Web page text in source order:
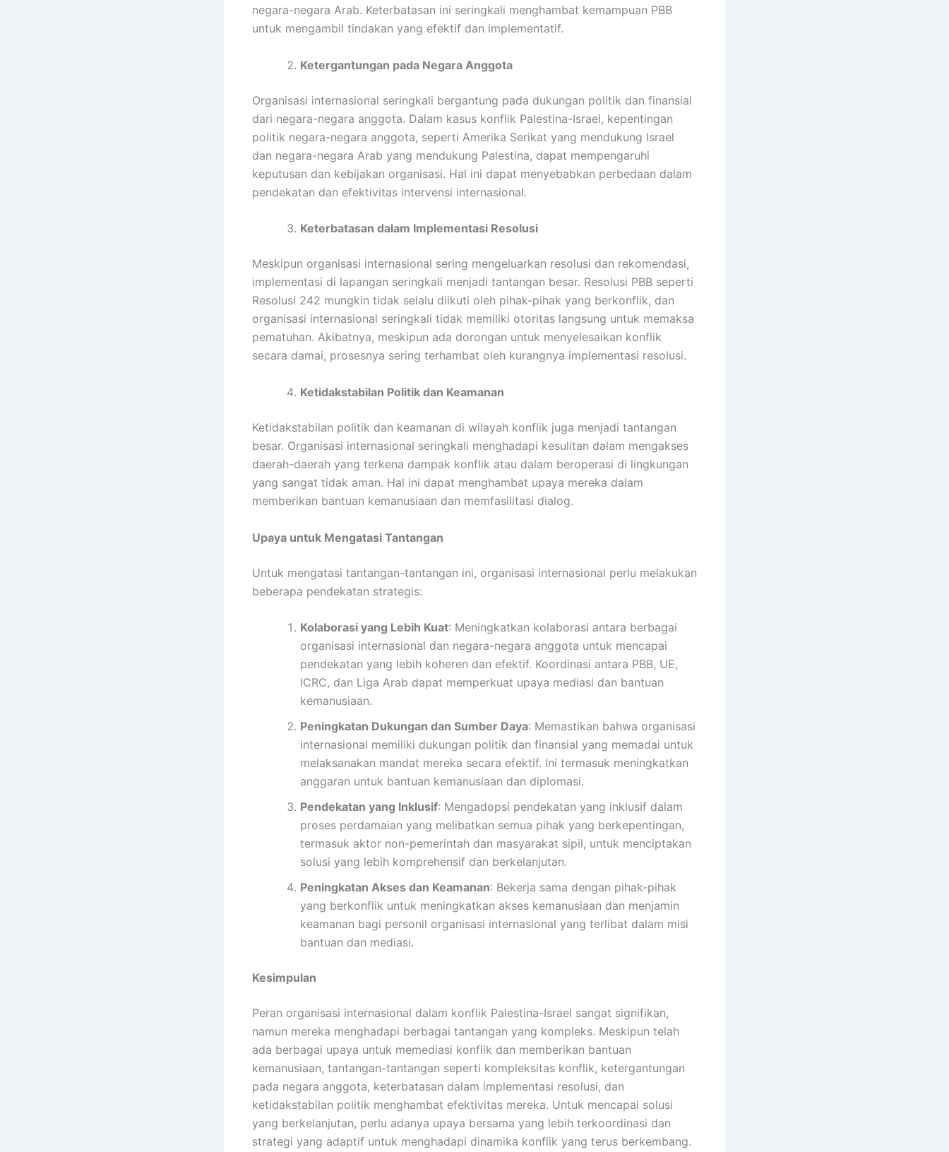
negara-negara Arab. Keterbatasan ini seringkali menghambat kemampuan PBB
untuk mengambil tindakan yang efektif dan implementatif.
Ketergantungan pada Negara Anggota
Organisasi internasional seringkali bergantung pada dukungan politik dan finansial
dari negara-negara anggota. Dalam kasus konflik Palestina-Israel, kepentingan
politik negara-negara anggota, seperti Amerika Serikat yang mendukung Israel
dan negara-negara Arab yang mendukung Palestina, dapat mempengaruhi
keputusan dan kebijakan organisasi. Hal ini dapat menyebabkan perbedaan dalam
pendekatan dan efektivitas intervensi internasional.
Keterbatasan dalam Implementasi Resolusi
Meskipun organisasi internasional sering mengeluarkan resolusi dan rekomendasi,
implementasi di lapangan seringkali menjadi tantangan besar. Resolusi PBB seperti
Resolusi 242 mungkin tidak selalu diikuti oleh pihak-pihak yang berkonflik, dan
organisasi internasional seringkali tidak memiliki otoritas langsung untuk memaksa
pematuhan. Akibatnya, meskipun ada dorongan untuk menyelesaikan konflik
secara damai, prosesnya sering terhambat oleh kurangnya implementasi resolusi.
Ketidakstabilan Politik dan Keamanan
Ketidakstabilan politik dan keamanan di wilayah konflik juga menjadi tantangan
besar. Organisasi internasional seringkali menghadapi kesulitan dalam mengakses
daerah-daerah yang terkena dampak konflik atau dalam beroperasi di lingkungan
yang sangat tidak aman. Hal ini dapat menghambat upaya mereka dalam
memberikan bantuan kemanusiaan dan memfasilitasi dialog.
Upaya untuk Mengatasi Tantangan
Untuk mengatasi tantangan-tantangan ini, organisasi internasional perlu melakukan
beberapa pendekatan strategis:
Kolaborasi yang Lebih Kuat: Meningkatkan kolaborasi antara berbagai
organisasi internasional dan negara-negara anggota untuk mencapai
pendekatan yang lebih koheren dan efektif. Koordinasi antara PBB, UE,
ICRC, dan Liga Arab dapat memperkuat upaya mediasi dan bantuan
kemanusiaan.
Peningkatan Dukungan dan Sumber Daya: Memastikan bahwa organisasi
internasional memiliki dukungan politik dan finansial yang memadai untuk
melaksanakan mandat mereka secara efektif. Ini termasuk meningkatkan
anggaran untuk bantuan kemanusiaan dan diplomasi.
Pendekatan yang Inklusif: Mengadopsi pendekatan yang inklusif dalam
proses perdamaian yang melibatkan semua pihak yang berkepentingan,
termasuk aktor non-pemerintah dan masyarakat sipil, untuk menciptakan
solusi yang lebih komprehensif dan berkelanjutan.
Peningkatan Akses dan Keamanan: Bekerja sama dengan pihak-pihak
yang berkonflik untuk meningkatkan akses kemanusiaan dan menjamin
keamanan bagi personil organisasi internasional yang terlibat dalam misi
bantuan dan mediasi.
Kesimpulan
Peran organisasi internasional dalam konflik Palestina-Israel sangat signifikan,
namun mereka menghadapi berbagai tantangan yang kompleks. Meskipun telah
ada berbagai upaya untuk memediasi konflik dan memberikan bantuan
kemanusiaan, tantangan-tantangan seperti kompleksitas konflik, ketergantungan
pada negara anggota, keterbatasan dalam implementasi resolusi, dan
ketidakstabilan politik menghambat efektivitas mereka. Untuk mencapai solusi
yang berkelanjutan, perlu adanya upaya bersama yang lebih terkoordinasi dan
strategi yang adaptif untuk menghadapi dinamika konflik yang terus berkembang.